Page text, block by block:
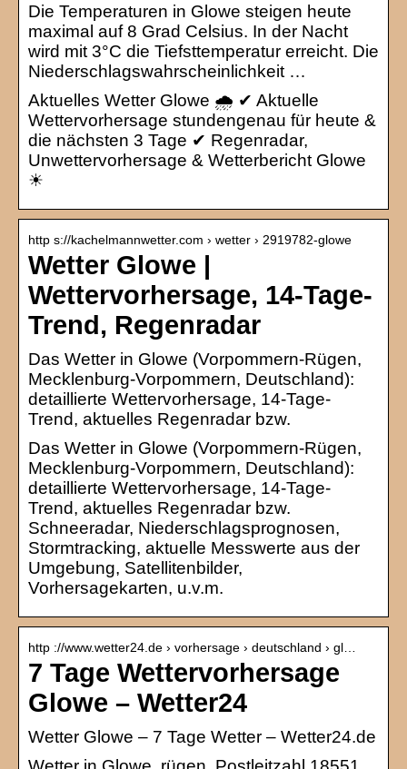
Die Temperaturen in Glowe steigen heute
maximal auf 8 Grad Celsius. In der Nacht
wird mit 3°C die Tiefsttemperatur erreicht. Die
Niederschlagswahrscheinlichkeit …
Aktuelles Wetter Glowe 🌧️ ✔ Aktuelle
Wettervorhersage stundengenau für heute &
die nächsten 3 Tage ✔ Regenradar,
Unwettervorhersage & Wetterbericht Glowe
☀
http s://kachelmannwetter.com › wetter › 2919782-glowe
Wetter Glowe |
Wettervorhersage, 14-Tage-
Trend, Regenradar
Das Wetter in Glowe (Vorpommern-Rügen,
Mecklenburg-Vorpommern, Deutschland):
detaillierte Wettervorhersage, 14-Tage-
Trend, aktuelles Regenradar bzw.
Das Wetter in Glowe (Vorpommern-Rügen,
Mecklenburg-Vorpommern, Deutschland):
detaillierte Wettervorhersage, 14-Tage-
Trend, aktuelles Regenradar bzw.
Schneeradar, Niederschlagsprognosen,
Stormtracking, aktuelle Messwerte aus der
Umgebung, Satellitenbilder,
Vorhersagekarten, u.v.m.
http ://www.wetter24.de › vorhersage › deutschland › gl…
7 Tage Wettervorhersage
Glowe – Wetter24
Wetter Glowe – 7 Tage Wetter – Wetter24.de